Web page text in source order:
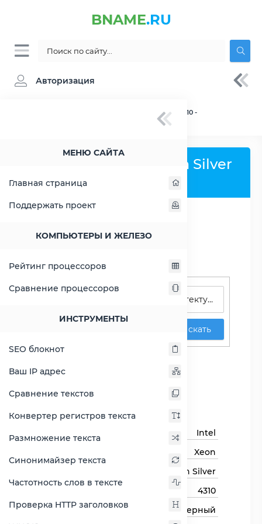
BNAME.RU
Авторизация
МЕНЮ САЙТА
Главная страница
Поддержать проект
КОМПЬЮТЕРЫ И ЖЕЛЕЗО
Рейтинг процессоров
Сравнение процессоров
ИНСТРУМЕНТЫ
SEO блокнот
Ваш IP адрес
Сравнение текстов
Конвертер регистров текста
Размножение текста
Синонимайзер текста
Частотность слов в тексте
Проверка HTTP заголовков
» Процессор Intel Xeon Silver 4310 -
Процессор Intel Xeon Silver
Искать
Xeon Silver 4310
Основная информация
Intel
Xeon
Xeon Silver
4310
Тип процессора
Серверный